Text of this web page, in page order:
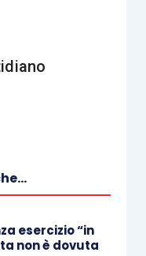
ovvero non
ricordato,
che l’esistenza
esercizio “in
non è dovuta